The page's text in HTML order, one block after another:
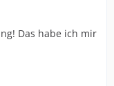
Das habe ich mir